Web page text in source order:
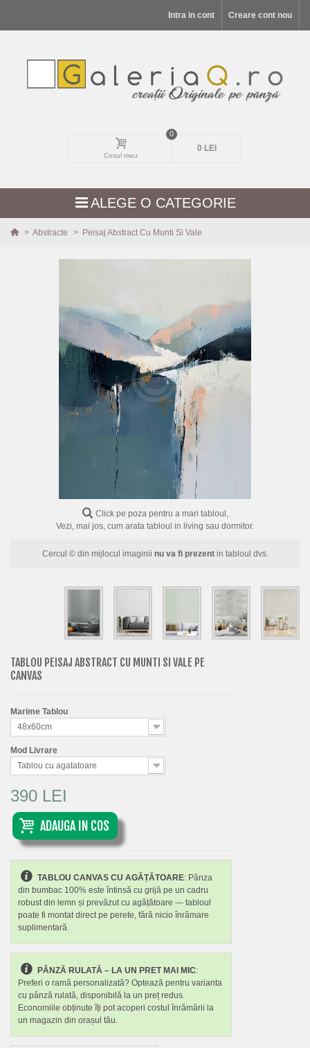
Intra in cont Creare cont nou
Cosul meu
0
0 LEI
ALEGE O CATEGORIE
> Abstracte > Peisaj Abstract Cu Munti Si Vale
Click pe poza pentru a mari tabloul,
Vezi, mai jos, cum arata tabloul in living sau dormitor.
Cercul © din mijlocul imaginii nu va fi prezentin tabloul dvs.
TABLOU PEISAJ ABSTRACT CU MUNTI SI VALE PE
CANVAS
Marime Tablou
48x60cm
Mod Livrare
Tablou cu agatatoare
390 LEI
ADAUGA IN COS
TABLOU CANVAS CU AGĂȚĂTOARE: Pânza
din bumbac 100% este întinsă cu grijă pe un cadru
robust din lemn și prevăzut cu agățătoare — tabloul
poate fi montat direct pe perete, fără nicio înrămare
suplimentară.
PÂNZĂ RULATĂ – LA UN PRET MAI MIC:
Preferi o ramă personalizată? Optează pentru varianta
cu pânză rulată, disponibilă la un preț redus.
Economiile obținute îți pot acoperi costul înrămării la
un magazin din orașul tău.